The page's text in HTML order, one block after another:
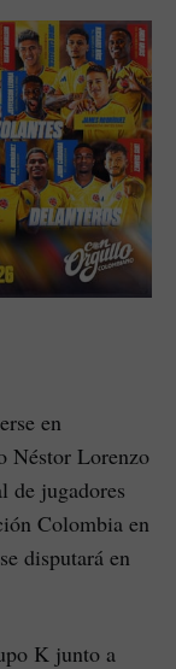
en
Néstor Lorenzo
de jugadores
Colombia en
disputará en
K junto a